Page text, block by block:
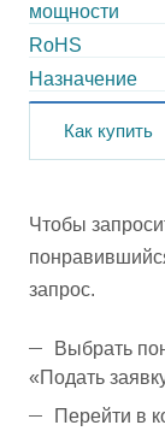
мощности
RoHS
Назначение
Как купить
Чтобы
запрос.
Выбрать
«Подать
Перейти в